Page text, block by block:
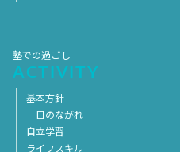
塾での過ごし
ACTIVITY
基本方針
一日のながれ
自立学習
ライフスキル